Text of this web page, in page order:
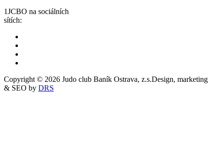
1JCBO na sociálních
sítích:
Copyright © 2026 Judo club Baník Ostrava, z.s.Design, marketing
& SEO by DRS